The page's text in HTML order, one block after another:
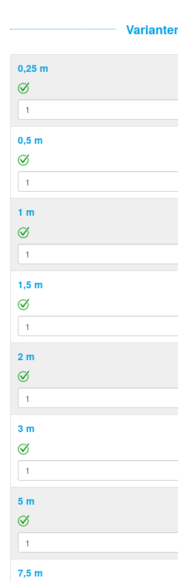
0,25 m
0,5 m
1 m
1,5 m
2 m
3 m
5 m
7,5 m